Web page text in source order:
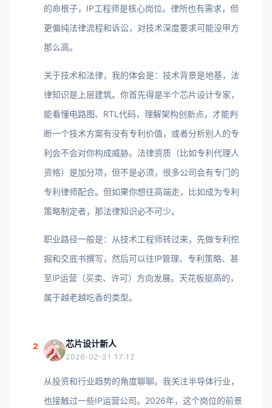
的命根子，IP工程师是核心岗位。律所也有需求，但
更偏纯法律流程和诉讼，对技术深度要求可能没甲方
那么高。
关于技术和法律，我的体会是：技术背景是地基，法
律知识是上层建筑。你首先得是半个芯片设计专家，
能看懂电路图、RTL代码，理解架构创新点，才能判
断一个技术方案有没有专利价值，或者分析别人的专
利会不会对你构成威胁。法律资质（比如专利代理人
资格）是加分项，但不是必须，很多公司会有专门的
专利律师配合。但如果你想往高端走，比如成为专利
策略制定者，那法律知识必不可少。
职业路径一般是：从技术工程师转过来，先做专利挖
掘和交底书撰写，然后可以往IP管理、专利策略、甚
至IP运营（买卖、许可）方向发展。天花板挺高的，
属于越老越吃香的类型。
2 芯片设计新人
2026-02-21 17:12
从投资和行业趋势的角度聊聊。我关注半导体行业，
也接触过一些IP运营公司。2026年，这个岗位的前景